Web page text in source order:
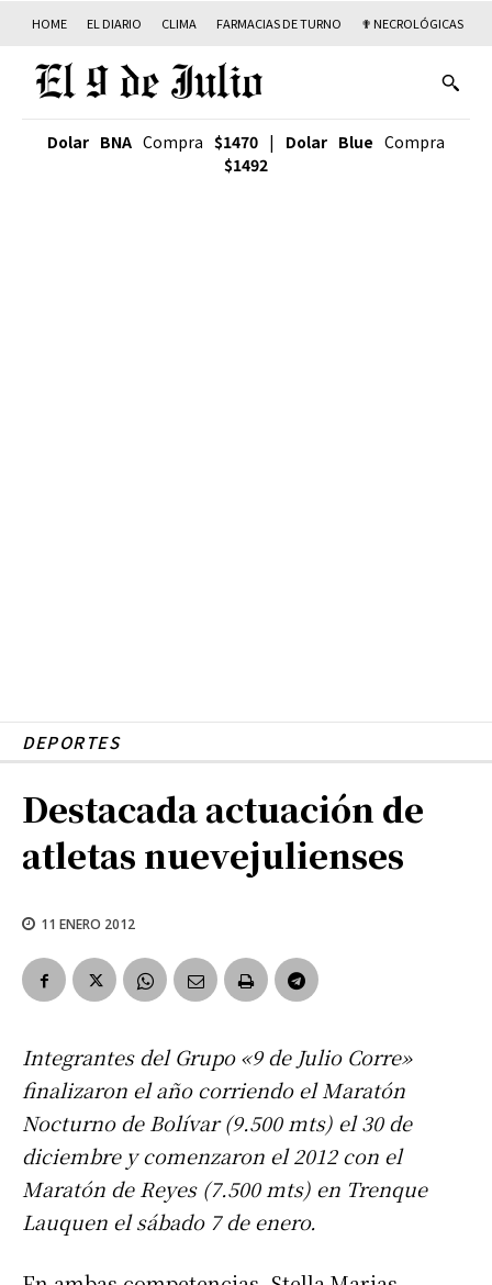
HOME EL DIARIO CLIMA FARMACIAS DE TURNO ✟ NECROLÓGICAS
Dolar BNA Compra $1470 | Dolar Blue Compra
$1492
DEPORTES
Destacada actuación de
atletas nuevejulienses
11 ENERO 2012
Integrantes del Grupo «9 de Julio Corre»
finalizaron el año corriendo el Maratón
Nocturno de Bolívar (9.500 mts) el 30 de
diciembre y comenzaron el 2012 con el
Maratón de Reyes (7.500 mts) en Trenque
Lauquen el sábado 7 de enero.